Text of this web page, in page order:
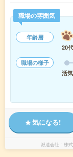
職場の雰囲気
年齢層
20代
職場の様子
活
気になる!
派遣会社 株